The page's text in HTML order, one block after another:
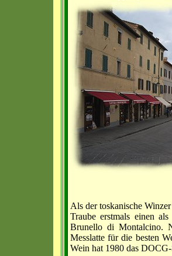
Als der toskanische
Traube erstmals einen
Brunello di Montalcino.
Messlatte für die besten
Wein hat 1980 das